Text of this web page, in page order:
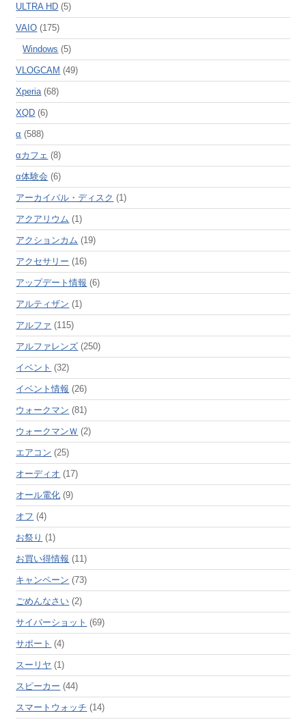
ULTRA HD (5)
VAIO (175)
Windows (5)
VLOGCAM (49)
Xperia (68)
XQD (6)
α (588)
αカフェ (8)
α体験会 (6)
アーカイバル・ディスク (1)
アクアリウム (1)
アクションカム (19)
アクセサリー (16)
アップデート情報 (6)
アルティザン (1)
アルファ (115)
アルファレンズ (250)
イベント (32)
イベント情報 (26)
ウォークマン (81)
ウォークマンＷ (2)
エアコン (25)
オーディオ (17)
オール電化 (9)
オフ (4)
お祭り (1)
お買い得情報 (11)
キャンペーン (73)
ごめんなさい (2)
サイバーショット (69)
サポート (4)
スーリヤ (1)
スピーカー (44)
スマートウォッチ (14)